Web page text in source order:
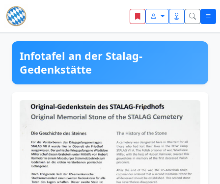
Zum Inhalt springen
Infotafel an der Stalag-
Gedenkstätte